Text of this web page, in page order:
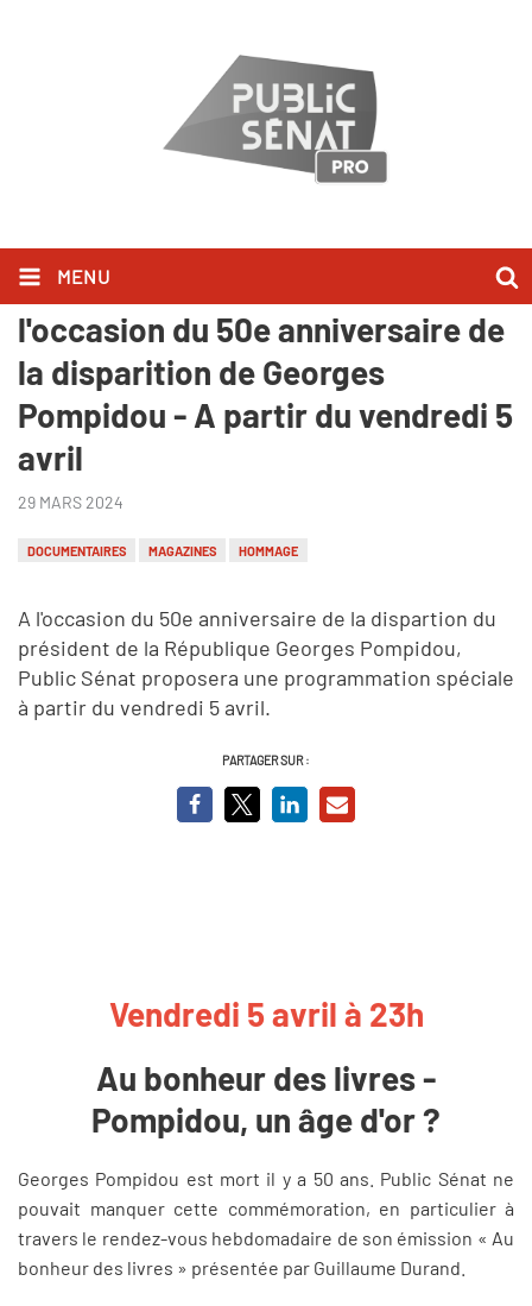
MENU
Programmation spéciale à
l'occasion du 50e anniversaire de
la disparition de Georges
Pompidou - A partir du vendredi 5
avril
29 MARS 2024
DOCUMENTAIRES MAGAZINES HOMMAGE
A l'occasion du 50e anniversaire de la dispartion du
président de la République Georges Pompidou,
Public Sénat proposera une programmation spéciale
à partir du vendredi 5 avril.
PARTAGER SUR :
Vendredi 5 avril à 23h
Au bonheur des livres -
Pompidou, un âge d'or ?
Georges Pompidou est mort il y a 50 ans. Public Sénat ne
pouvait manquer cette commémoration, en particulier à
travers le rendez-vous hebdomadaire de son émission « Au
bonheur des livres » présentée par Guillaume Durand.